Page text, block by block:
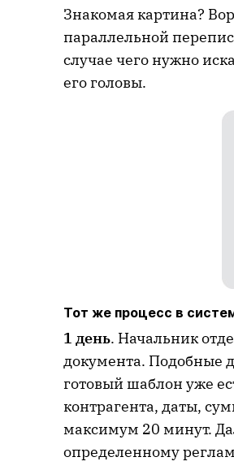
Знакомая картина?
параллельной
случае чего нужно
его головы.
Тот же процесс в
1 день. Начальник
документа. Подобные
готовый шаблон уже
контрагента, даты,
максимум 20 минут.
определенному